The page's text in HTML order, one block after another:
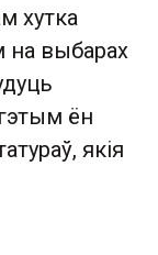
хутка
на выбарах
ён
якія